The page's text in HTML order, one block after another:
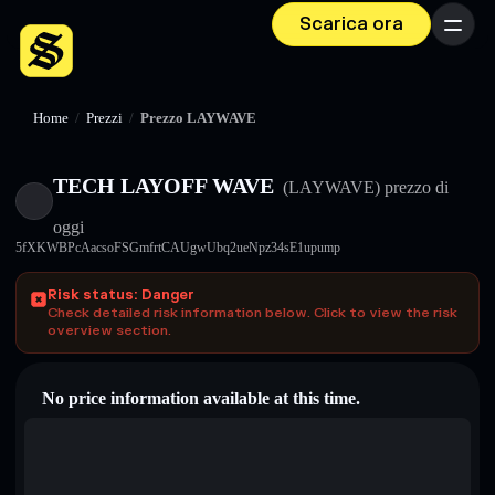
Scarica ora Menu
Home / Prezzi / Prezzo LAYWAVE
TECH LAYOFF WAVE (LAYWAVE)prezzo di
oggi
5fXKWBPcAacsoFSGmfrtCAUgwUbq2ueNpz34sE1upump
Risk status: Danger
Check detailed risk information below. Click to view the risk
overview section.
No price information available at this time.